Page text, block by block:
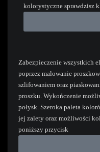
kolorystyczne sprawdzisz
Zabezpieczenie wszystkich
poprzez malowanie
szlifowaniem oraz
proszku. Wykończenie
połysk. Szeroka paleta
jej zalety oraz możliwości
poniższy przycisk